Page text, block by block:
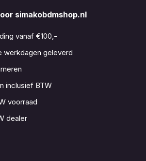
simakobdmshop.nl
vanaf €100,-
werkdagen geleverd
inclusief BTW
voorraad
dealer